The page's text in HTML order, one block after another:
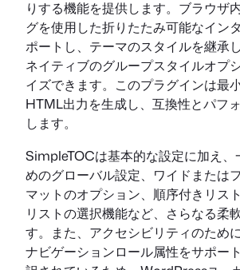
りする機能を提供します。ブラウザ
グを使用した折りたたみ可能なイン
ポートし、テーマのスタイルを継承
ネイティブのグループスタイルオプ
イズできます。このプラグインは最
HTML出力を生成し、互換性とパフ
します。
SimpleTOCは基本的な設定に加え、
めのグローバル設定、ワイドまたは
マットのオプション、順序付きリス
リストの選択機能など、さらなる柔
す。また、アクセシビリティのため
ナビゲーションロール属性をサポー